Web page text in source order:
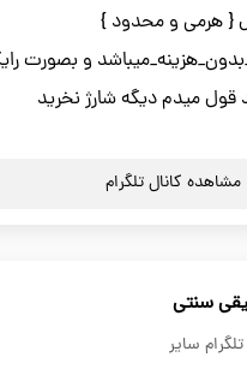
{ هرمی و محدود }
و بصورت
قول میدم دیگه شارژ نخرید
مشاهده کانال تلگرام
سنتی
سایر